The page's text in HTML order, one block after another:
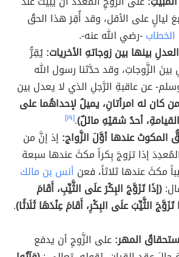
ليالٍ على الأقل، وقد أُقِرَ هذا الحقُ
-رضي الله عنه-.
بينها بين زوجاتهِ الأخريات:يُقِرُّ
بينَ الزَّوجاتِ، وقد حدَّثنا رسول الله
عن عاقبةِ الرَّجلِ الذي لا يعدل بين
كان له امرأتانِ، يميلُ لإحداهُما على
أحدُ شقيْهِ مائلٌ).[١٩]
عندها أوَّلَ الزَّواج: إذ إنَّ من
إذا تزوجَ بِكراً مكثَ عندها سبعة
مكثَ عندها ثلاثاً، فعن أنس بن مالك
(إذَا تَزَوَّجَ البِكْرَ علَى الثَّيِّبِ، أَقَامَ
الثَّيِّبَ علَى البِكْرِ، أَقَامَ عِنْدَهَا ثَلَاثًا).
المهر:على الزَّوجِ أن يدفع